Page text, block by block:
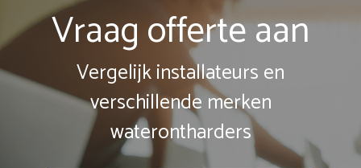
Vraag offerte aan
Vergelijk installateurs en
verschillende merken
waterontharders